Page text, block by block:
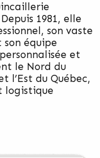
1981, elle
son vaste
son équipe
et
le Nord du
l’Est du Québec,
logistique